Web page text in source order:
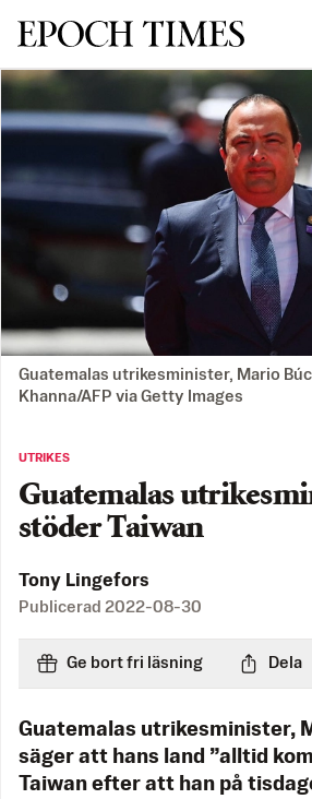
Svenska Epoch Times
Guatemalas utrikesminister, Mario
Khanna/AFP via Getty Images
UTRIKES
Guatemalas
stöder Taiwan
Tony Lingefors
Publicerad 2022-08-30
Ge bort fri läsning Dela
Guatemalas utrikesminister,
säger att hans land ”alltid
Taiwan efter att han på